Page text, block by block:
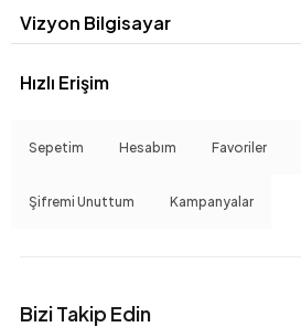
Vizyon Bilgisayar
Hızlı Erişim
Sepetim Hesabım Favoriler
Şifremi Unuttum Kampanyalar
Bizi Takip Edin